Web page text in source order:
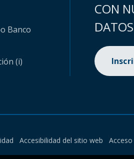
Banco
(i)
CON
Accesibilidad del sitio web